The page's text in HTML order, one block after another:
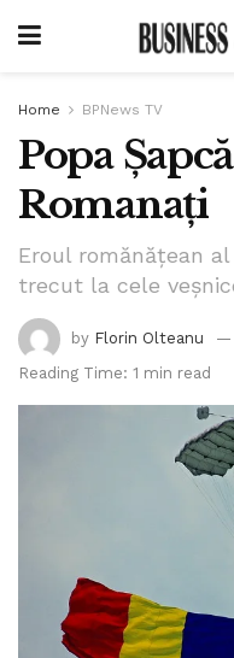
Home BPNews TV
Popa
Romanați
Eroul romănățean
trecut la cele
by Florin Olteanu
Reading Time: 1 min read